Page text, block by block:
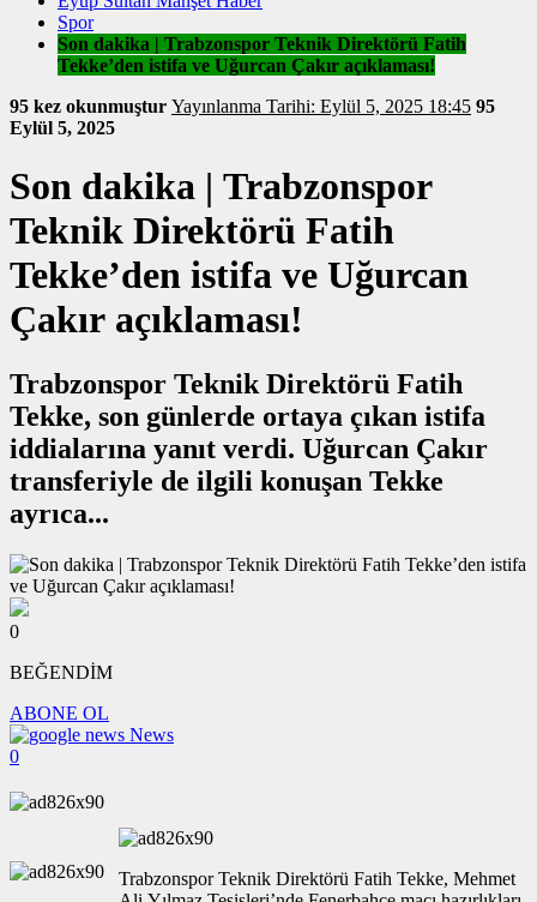
Spor
Son dakika | Trabzonspor Teknik Direktörü Fatih
Tekke’den istifa ve Uğurcan Çakır açıklaması!
95 kez okunmuştur
Yayınlanma Tarihi: Eylül 5, 2025 18:45 95
Eylül 5, 2025
Son dakika | Trabzonspor
Teknik Direktörü Fatih
Tekke’den istifa ve Uğurcan
Çakır açıklaması!
Trabzonspor Teknik Direktörü Fatih
Tekke, son günlerde ortaya çıkan istifa
iddialarına yanıt verdi. Uğurcan Çakır
transferiyle de ilgili konuşan Tekke
ayrıca...
0
BEĞENDİM
ABONE OL
News
0
Trabzonspor Teknik Direktörü Fatih Tekke, Mehmet